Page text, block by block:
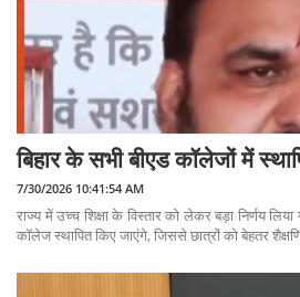
बिहार के सभी बीएड कॉलेजों में
7/30/2026 10:41:54 AM
राज्य में उच्च शिक्षा के विस्तार को लेकर बड़ा निर्णय
कॉलेज स्थापित किए जाएंगे, जिससे छात्रों को बेहतर